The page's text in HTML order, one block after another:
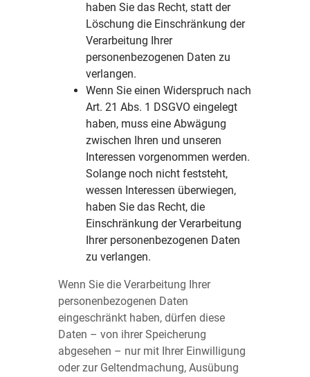
haben Sie das Recht, statt der
Löschung die Einschränkung der
Verarbeitung Ihrer
personenbezogenen Daten zu
verlangen.
Wenn Sie einen Widerspruch nach
Art. 21 Abs. 1 DSGVO eingelegt
haben, muss eine Abwägung
zwischen Ihren und unseren
Interessen vorgenommen werden.
Solange noch nicht feststeht,
wessen Interessen überwiegen,
haben Sie das Recht, die
Einschränkung der Verarbeitung
Ihrer personenbezogenen Daten
zu verlangen.
Wenn Sie die Verarbeitung Ihrer
personenbezogenen Daten
eingeschränkt haben, dürfen diese
Daten – von ihrer Speicherung
abgesehen – nur mit Ihrer Einwilligung
oder zur Geltendmachung, Ausübung